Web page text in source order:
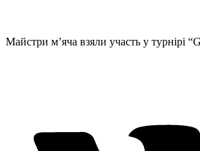
Майстри м’яча взяли участь у турнірі